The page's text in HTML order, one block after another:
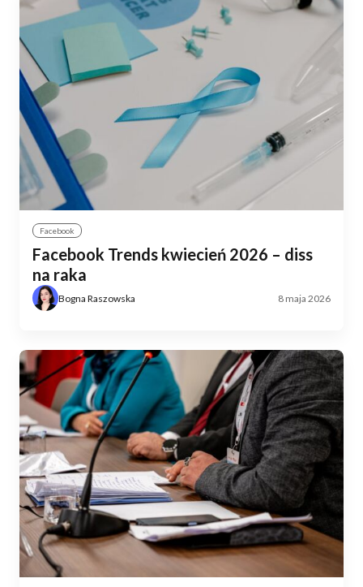
Facebook
Facebook Trends kwiecień 2026 – diss
na raka
Bogna Raszowska 8 maja 2026